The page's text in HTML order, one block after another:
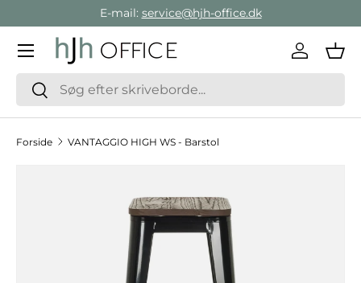
Gå direkte til indholdet
E-mail: service@hjh-office.dk
SøgSøg
Log ind
Menu
Forside VANTAGGIO HIGH WS - Barstol
Hop til produktinformation